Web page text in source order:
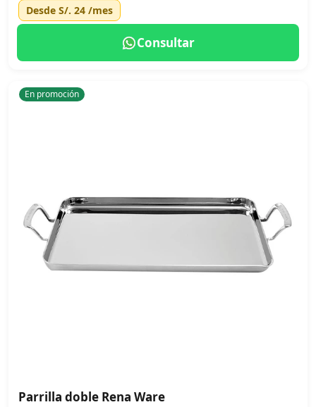
Desde S/. 24 /mes
Consultar
En promoción
Parrilla doble Rena Ware